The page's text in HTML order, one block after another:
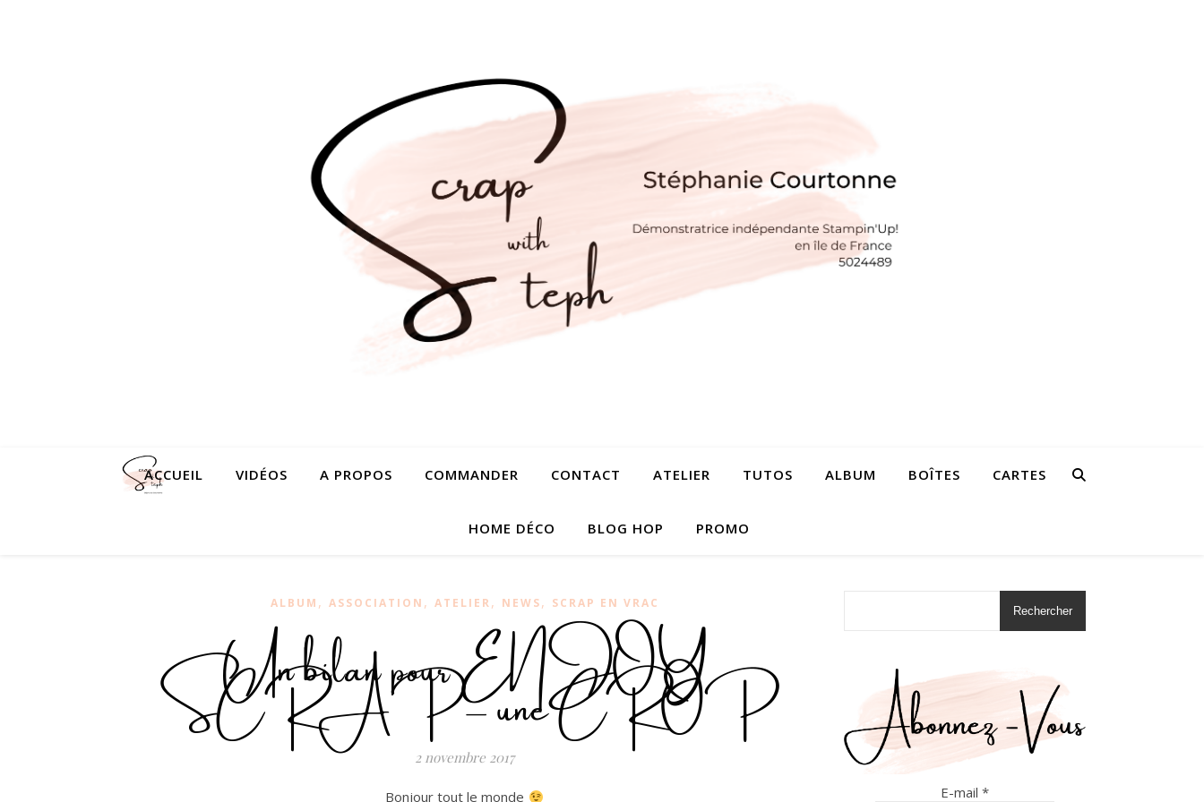
ACCUEIL VIDÉOS A PROPOS COMMANDER CONTACT ATELIER TUTOS ALBUM BOÎTES CARTES
HOME DÉCO BLOG HOP PROMO
ALBUM , ASSOCIATION , ATELIER, NEWS, SCRAP EN VRAC
Un bilan pour ENJOY
SCRAP – une CROP
2 novembre 2017
Bonjour tout le monde
Rechercher
E-mail *